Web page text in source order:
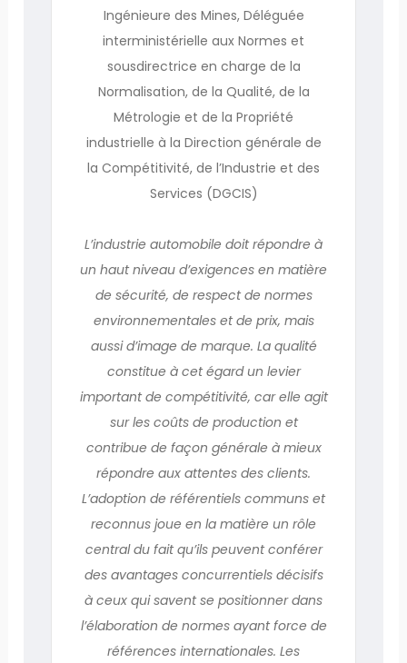
Ingénieure des Mines, Déléguée
interministérielle aux Normes et
sousdirectrice en charge de la
Normalisation, de la Qualité, de la
Métrologie et de la Propriété
industrielle à la Direction générale de
la Compétitivité, de l’Industrie et des
Services (DGCIS)
L’industrie automobile doit répondre à
un haut niveau d’exigences en matière
de sécurité, de respect de normes
environnementales et de prix, mais
aussi d’image de marque. La qualité
constitue à cet égard un levier
important de compétitivité, car elle agit
sur les coûts de production et
contribue de façon générale à mieux
répondre aux attentes des clients.
L’adoption de référentiels communs et
reconnus joue en la matière un rôle
central du fait qu’ils peuvent conférer
des avantages concurrentiels décisifs
à ceux qui savent se positionner dans
l’élaboration de normes ayant force de
références internationales. Les